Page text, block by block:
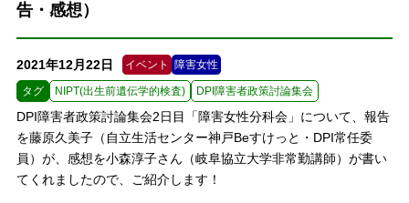
告・感想）
2021年12月22日 イベント 障害女性
タグ NIPT(出生前遺伝学的検査) DPI障害者政策討論集会
DPI障害者政策討論集会2日目「障害女性分科会」について、報告
を藤原久美子（自立生活センター神戸Beすけっと・DPI常任委
員）が、感想を小森淳子さん（岐阜協立大学非常勤講師）が書い
てくれましたので、ご紹介します！